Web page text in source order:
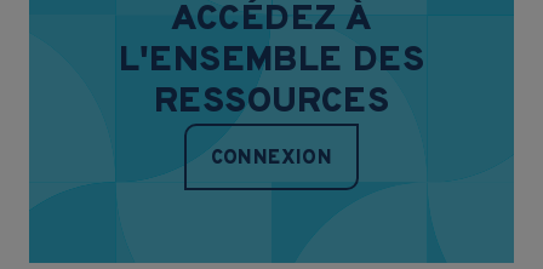
ACCÉDEZ À
L'ENSEMBLE DES
RESSOURCES
CONNEXION